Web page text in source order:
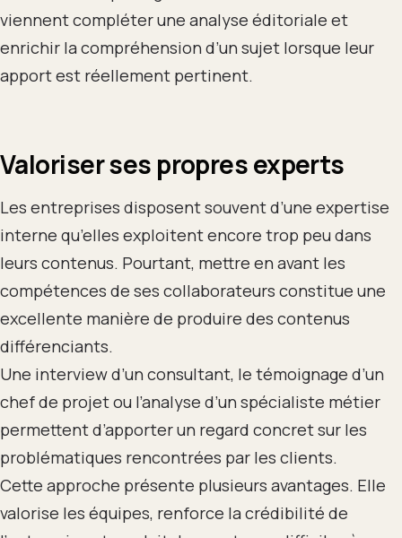
viennent compléter une analyse éditoriale et
enrichir la compréhension d’un sujet lorsque leur
apport est réellement pertinent.
Valoriser ses propres experts
Les entreprises disposent souvent d’une expertise
interne qu’elles exploitent encore trop peu dans
leurs contenus. Pourtant, mettre en avant les
compétences de ses collaborateurs constitue une
excellente manière de produire des contenus
différenciants.
Une interview d’un consultant, le témoignage d’un
chef de projet ou l’analyse d’un spécialiste métier
permettent d’apporter un regard concret sur les
problématiques rencontrées par les clients.
Cette approche présente plusieurs avantages. Elle
valorise les équipes, renforce la crédibilité de